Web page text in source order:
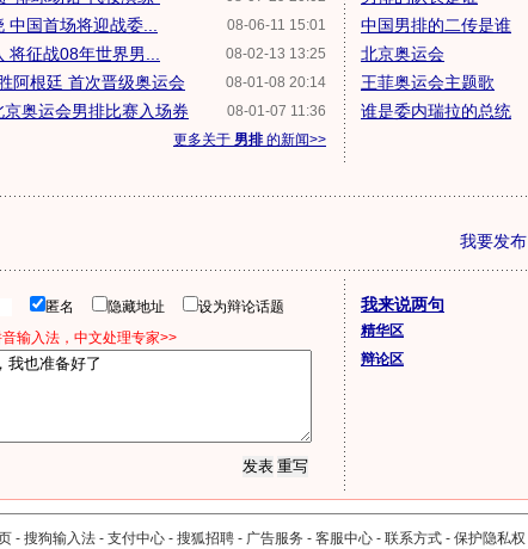
08-06-11 15:01
国首场将迎战委...
08-02-13 13:25
征战08年世界男...
08-01-08 20:14
阿根廷 首次晋级奥运会
08-01-07 11:36
奥运会男排比赛入场券
更多关于 男排 的新闻>>
中国男排的二传是谁
北京奥运会
王菲奥运会主题歌
谁是委内瑞拉的总统
我要发布
匿名 隐藏地址
设为辩论话题
输入法，中文处理专家>>
我来说两句
精华区
辩论区
- 搜狗输入法 - 支付中心 - 搜狐招聘 - 广告服务 - 客服中心 - 联系方式 - 保护隐私权